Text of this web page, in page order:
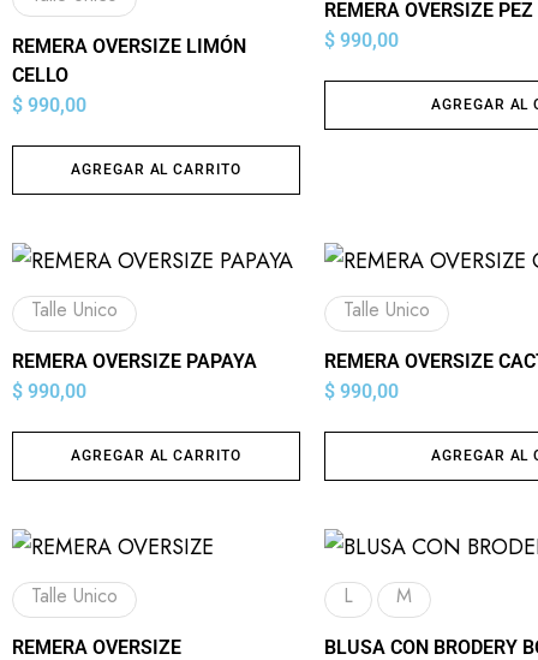
REMERA OVERSIZE LIMÓN
CELLO
$ 990,00
AGREGAR AL CARRITO
REMERA OVERSIZE PEZ
$ 990,00
AGREGAR AL
Talle Unico
REMERA OVERSIZE PAPAYA
$ 990,00
AGREGAR AL CARRITO
Talle Unico
REMERA OVERSIZE
$ 990,00
AGREGAR AL
Talle Unico
REMERA OVERSIZE
L M
BLUSA CON BRODERY